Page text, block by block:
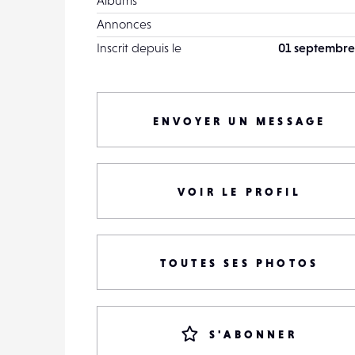
Annonces
Inscrit depuis le
01 septembre
ENVOYER UN MESSAGE
VOIR LE PROFIL
TOUTES SES PHOTOS
S'ABONNER